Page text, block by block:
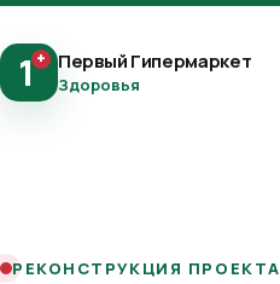
1+ Первый Гипермаркет
Здоровья
РЕКОНСТРУКЦИЯ ПРОЕКТА